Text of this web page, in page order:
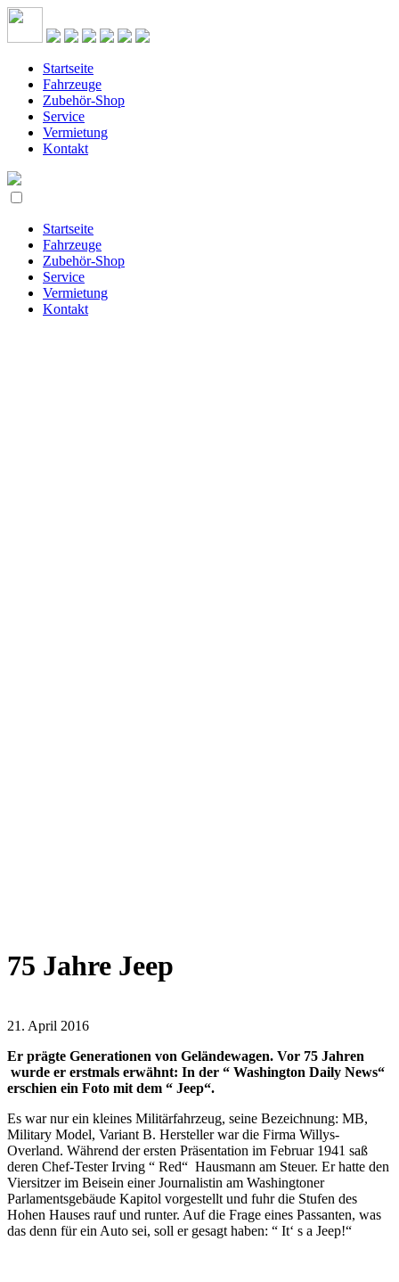
Startseite
Fahrzeuge
Zubehör-Shop
Service
Vermietung
Kontakt
Startseite
Fahrzeuge
Zubehör-Shop
Service
Vermietung
Kontakt
75 Jahre Jeep
21. April 2016
Er prägte Generationen von Geländewagen. Vor 75 Jahren
wurde er erstmals erwähnt: In der “ Washington Daily News“
erschien ein Foto mit dem “ Jeep“.
Es war nur ein kleines Militärfahrzeug, seine Bezeichnung: MB,
Military Model, Variant B. Hersteller war die Firma Willys-
Overland. Während der ersten Präsentation im Februar 1941 saß
deren Chef-Tester Irving “ Red“ Hausmann am Steuer. Er hatte den
Viersitzer im Beisein einer Journalistin am Washingtoner
Parlamentsgebäude Kapitol vorgestellt und fuhr die Stufen des
Hohen Hauses rauf und runter. Auf die Frage eines Passanten, was
das denn für ein Auto sei, soll er gesagt haben: “ It‘ s a Jeep!“